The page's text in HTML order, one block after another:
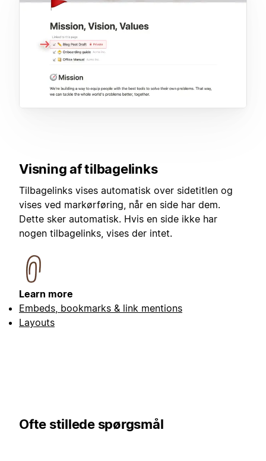
Visning af tilbagelinks
Tilbagelinks vises automatisk over sidetitlen og
vises ved markørføring, når en side har dem.
Dette sker automatisk. Hvis en side ikke har
nogen tilbagelinks, vises der intet.
Learn more
Embeds, bookmarks & link mentions
Layouts
Ofte stillede spørgsmål